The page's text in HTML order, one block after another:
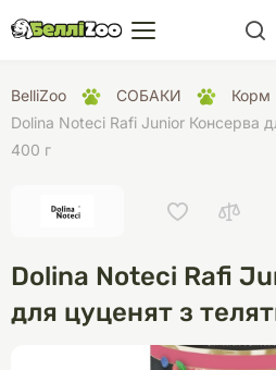
+38
Відділ
+38
76
BelliZoo СОБАКИ
Корм
Dolina Noteci Rafi Junior Консерва
400 г
Dolina Noteci Rafi
для цуценят з